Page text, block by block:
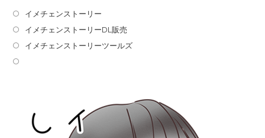
イメチェンストーリー
イメチェンストーリーDL販売
イメチェンストーリーツールズ